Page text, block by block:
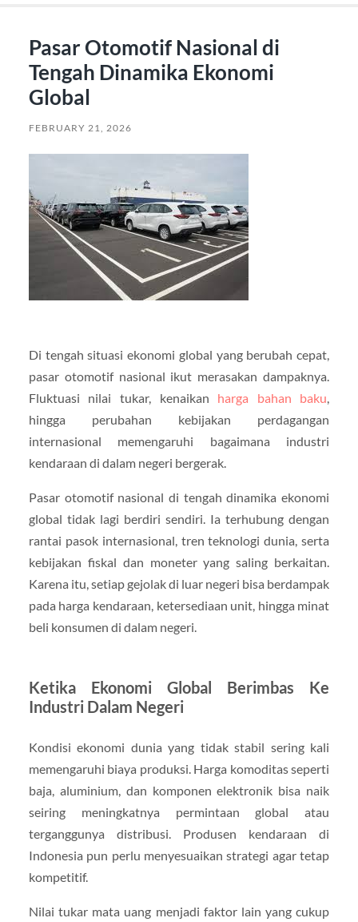
Pasar Otomotif Nasional di
Tengah Dinamika Ekonomi
Global
FEBRUARY 21, 2026
Di tengah situasi ekonomi global yang berubah cepat,
pasar otomotif nasional ikut merasakan dampaknya.
Fluktuasi nilai tukar, kenaikan harga bahan baku
hingga perubahan kebijakan perdagangan
internasional memengaruhi bagaimana industri
kendaraan di dalam negeri bergerak.
Pasar otomotif nasional di tengah dinamika ekonomi
global tidak lagi berdiri sendiri. Ia terhubung dengan
rantai pasok internasional, tren teknologi dunia, serta
kebijakan fiskal dan moneter yang saling berkaitan.
Karena itu, setiap gejolak di luar negeri bisa berdampak
pada harga kendaraan, ketersediaan unit, hingga minat
beli konsumen di dalam negeri.
Ketika Ekonomi Global Berimbas Ke
Industri Dalam Negeri
Kondisi ekonomi dunia yang tidak stabil sering kali
memengaruhi biaya produksi. Harga komoditas seperti
baja, aluminium, dan komponen elektronik bisa naik
seiring meningkatnya permintaan global atau
terganggunya distribusi. Produsen kendaraan di
Indonesia pun perlu menyesuaikan strategi agar tetap
kompetitif.
Nilai tukar mata uang menjadi faktor lain yang cukup